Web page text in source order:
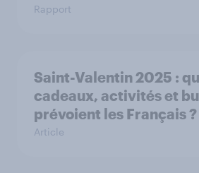
Rapport
Saint-Valentin 2025 :
cadeaux, activités et
prévoient les Français ?
Article